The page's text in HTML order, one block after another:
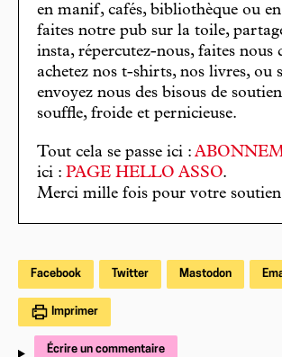
en manif, cafés, bibliothèque ou
faites notre pub sur la toile,
insta, répercutez-nous, faites nous
achetez nos t-shirts, nos livres, ou
envoyez nous des bisous de
souffle, froide et pernicieuse.
Tout cela se passe ici :
ici : PAGE HELLO ASSO.
Merci mille fois pour votre
Facebook Twitter Mastodon
Imprimer
Écrire un commentaire